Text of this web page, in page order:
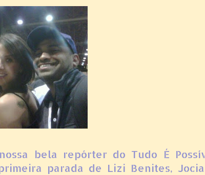
bela repórter do Tudo É
parada de Lizi Benites,